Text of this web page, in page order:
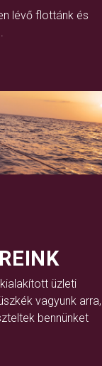
lévő flottánk és
üzleti
vagyunk arra,
bennünket